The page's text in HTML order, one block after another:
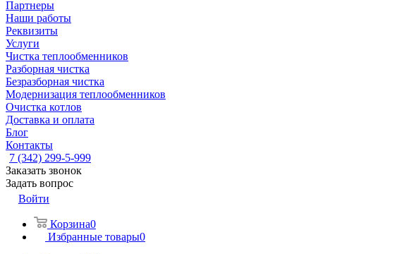
Партнеры
Наши работы
Реквизиты
Услуги
Чистка теплообменников
Разборная чистка
Безразборная чистка
Модернизация теплообменников
Очистка котлов
Доставка и оплата
Блог
Контакты
7 (342) 299-5-999
Заказать звонок
Задать вопрос
Войти
Корзина0
Избранные товары0